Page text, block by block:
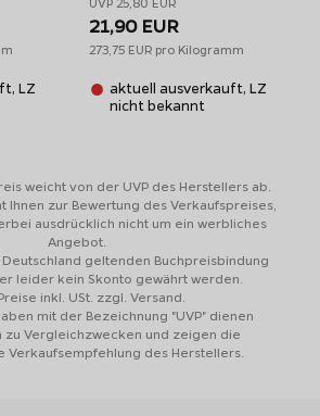
LZ
21,90 EUR
273,75 EUR pro Kilogramm
aktuell ausverkauft, LZ
nicht bekannt
weicht von der UVP des Herstellers ab.
Ihnen zur Bewertung des Verkaufspreises,
ausdrücklich nicht um ein werbliches
Angebot.
geltenden Buchpreisbindung
leider kein Skonto gewährt werden.
inkl. USt. zzgl. Versand.
mit der Bezeichnung "UVP" dienen
zu Vergleichzwecken und zeigen die
Verkaufsempfehlung des Herstellers.